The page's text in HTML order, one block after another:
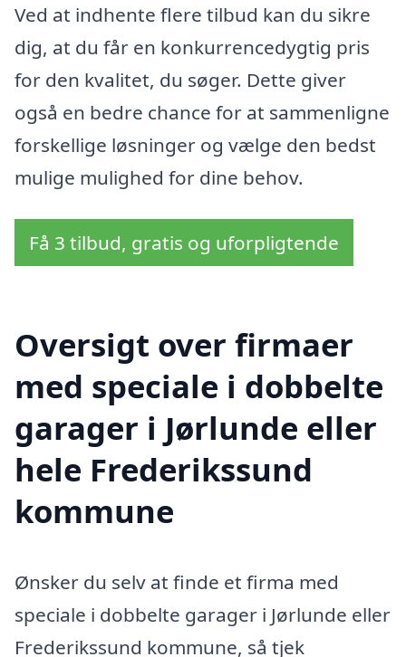
Ved at indhente flere tilbud kan du sikre
dig, at du får en konkurrencedygtig pris
for den kvalitet, du søger. Dette giver
også en bedre chance for at sammenligne
forskellige løsninger og vælge den bedst
mulige mulighed for dine behov.
Få 3 tilbud, gratis og uforpligtende
Oversigt over firmaer
med speciale i dobbelte
garager i Jørlunde eller
hele Frederikssund
kommune
Ønsker du selv at finde et firma med
speciale i dobbelte garager i Jørlunde eller
Frederikssund kommune, så tjek